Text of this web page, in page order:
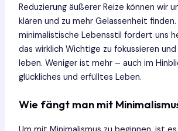
Reduzierung äußerer Reize können wir
klären und zu mehr Gelassenheit
minimalistische Lebensstil fordert uns
das wirklich Wichtige zu fokussieren
leben. Weniger ist mehr – auch im
glückliches und erfülltes Leben.
Wie fängt man mit